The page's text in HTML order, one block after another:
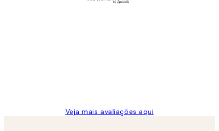
Veja mais avaliações aqui